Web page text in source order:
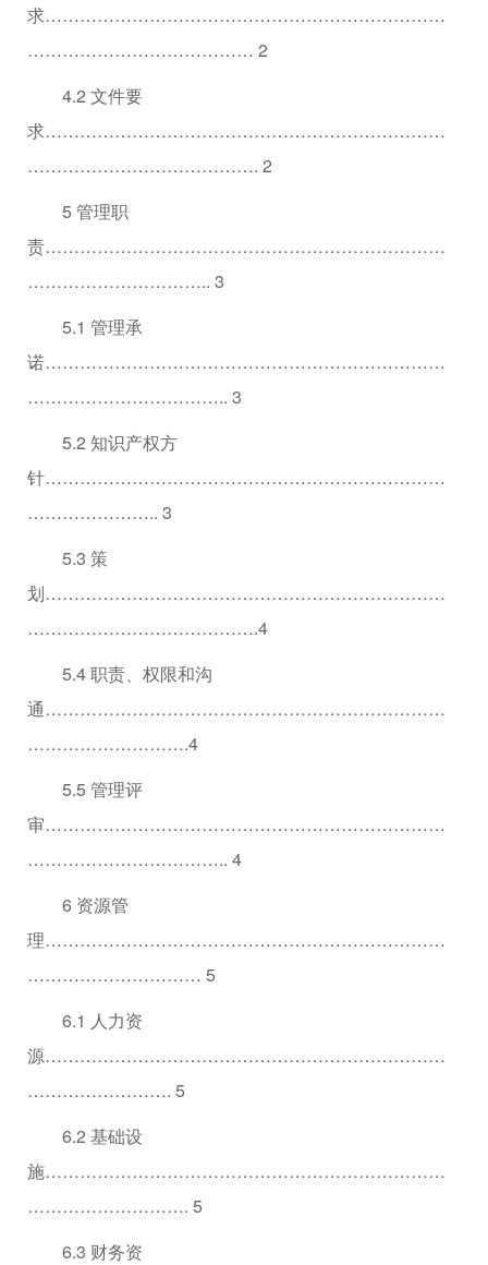
求……………………………………………………………
………………………………… 2
4.2 文件要
求……………………………………………………………
…………………………………. 2
5 管理职
责……………………………………………………………
………………………….. 3
5.1 管理承
诺……………………………………………………………
…………………………….. 3
5.2 知识产权方
针……………………………………………………………
………………….. 3
5.3 策
划……………………………………………………………
………………………………….4
5.4 职责、权限和沟
通……………………………………………………………
……………………….4
5.5 管理评
审……………………………………………………………
…………………………….. 4
6 资源管
理……………………………………………………………
………………………… 5
6.1 人力资
源……………………………………………………………
……………………. 5
6.2 基础设
施……………………………………………………………
………………………. 5
6.3 财务资